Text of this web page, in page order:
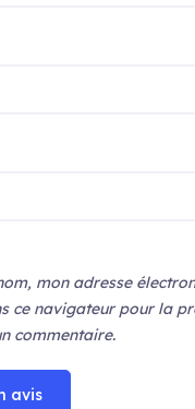
mon adresse
ce navigateur pour la
commentaire.
avis